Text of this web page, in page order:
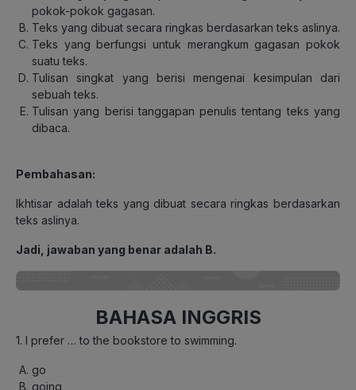
pokok-pokok gagasan.
Teks yang dibuat secara ringkas berdasarkan teks aslinya.
Teks yang berfungsi untuk merangkum gagasan pokok
suatu teks.
Tulisan singkat yang berisi mengenai kesimpulan dari
sebuah teks.
Tulisan yang berisi tanggapan penulis tentang teks yang
dibaca.
Pembahasan:
Ikhtisar adalah teks yang dibuat secara ringkas berdasarkan
teks aslinya.
Jadi, jawaban yang benar adalah B.
BAHASA INGGRIS
1. I prefer … to the bookstore to swimming.
go
going